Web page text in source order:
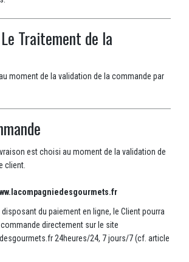
Traitement de la
moment de la validation de la commande par
est choisi au moment de la validation de
client.
du paiement en ligne, le Client pourra
directement sur le site
24heures/24, 7 jours/7 (cf. article